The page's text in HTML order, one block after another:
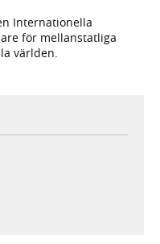
Internationella
för mellanstatliga
världen.
extern webbplats,
webbplats,